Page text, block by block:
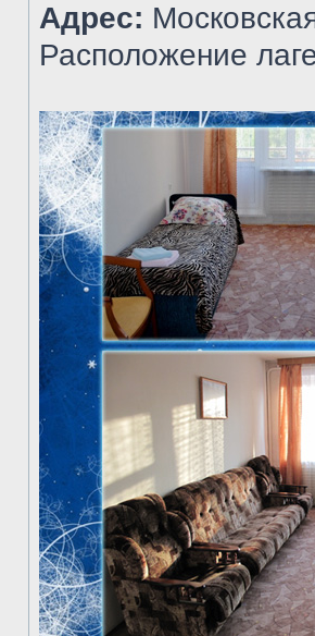
Адрес:
Расположение